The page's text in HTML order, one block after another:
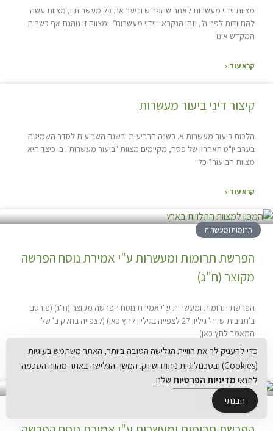
מצוות וידוי מעשרות לאחר שהפריש וביער את כל מעשרותיו, מצוות עשה
להתוודות לפני ה’, וזהו הנקרא “וידוי מעשרות”. ומצווה זו נוהגת אף כשבית
המקדש אינו
קרא עוד »
קיצור דיני ביעור מעשרות
הלכות ביעור מעשרות א. בשנה הרביעית ובשנה השביעית לסדר השמיטה
בערב יו"ט האחרון של פסח, מקיימים מצוות "ביעור מעשרות". ב. כיצד היא
מצוות הביעור? כל
קרא עוד »
תרומות ומעשרות
הפרשת תרומות ומעשרות ע"י אמירת נוסח הפרשה
מקוצר (ח"ג)
הפרשת תרומות ומעשרות ע"י אמירת נוסח הפרשה מקוצר (ח"ג) (פורסם
ב'תנובות שדה' גיליון 27 לצפייה בגיליון לחץ כאן) (לצפייה בחלק ב' של
המאמר לחץ כאן)
קרא עוד »
תרומות ומעשרות
כדי להעניק לך את חוויית הגלישה הטובה ביותר, האתר משתמש בעוגיות
(Cookies) ובטכנולוגיות ניתוח ושיווק. המשך הגלישה באתר מהווה הסכמה
לתנאי מדיניות הפרטיות שלנו.
הבנתי